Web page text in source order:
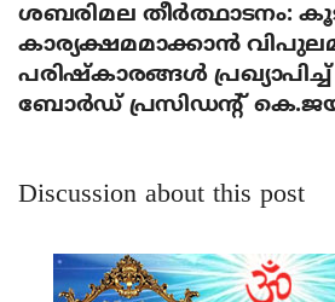
ശബരിമല തീര്‍ത്ഥാടനം:
കാര്യക്ഷമമാക്കാന്‍
പരിഷ്‌കാരങ്ങള്‍
ബോര്‍ഡ് പ്രസിഡന്റ്
Discussion about this post